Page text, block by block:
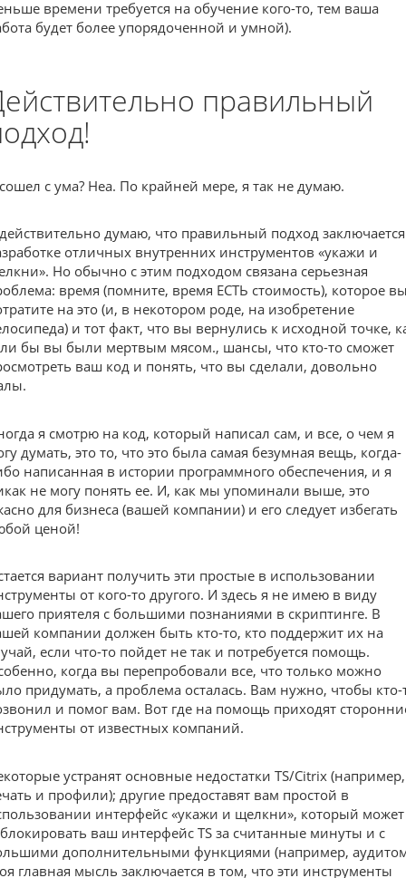
времени требуется на обучение кого-то, тем ваша
будет более упорядоченной и умной).
правильный
с ума? Неа. По крайней мере, я так не думаю.
думаю, что правильный подход
отличных внутренних инструментов «укажи и
Но обычно с этим подходом связана серьезная
время (помните, время ЕСТЬ стоимость), которое
на это (и, в некотором роде, на изобретение
и тот факт, что вы вернулись к исходной точке,
бы вы были мертвым мясом., шансы, что кто-то сможет
ваш код и понять, что вы сделали, довольно
я смотрю на код, который написал сам, и все, о чем я
думать, это то, что это была самая безумная вещь, когда-
написанная в истории программного обеспечения, и я
не могу понять ее. И, как мы упоминали выше, это
для бизнеса (вашей компании) и его следует избегать
ценой!
вариант получить эти простые в использовании
от кого-то другого. И здесь я не имею в виду
приятеля с большими познаниями в скриптинге. В
компании должен быть кто-то, кто поддержит их на
если что-то пойдет не так и потребуется помощь.
когда вы перепробовали все, что только можно
придумать, а проблема осталась. Вам нужно, чтобы кто-
и помог вам. Вот где на помощь приходят
от известных компаний.
устранят основные недостатки TS/Citrix (например,
и профили); другие предоставят вам простой в
интерфейс «укажи и щелкни», который может
ваш интерфейс TS за считанные минуты и с
дополнительными функциями (например,
главная мысль заключается в том, что эти инструменты